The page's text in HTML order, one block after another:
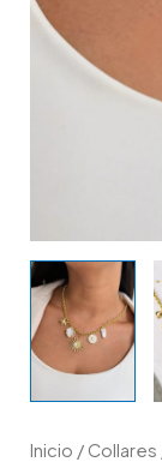
Inicio / Collares